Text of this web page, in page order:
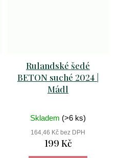
Rulandské šedé
BETON suché 2024 |
Mádl
Skladem (>6 ks)
164,46 Kč bez DPH
199 Kč